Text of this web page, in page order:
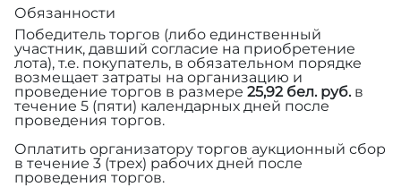
Обязанности
Победитель торгов (либо единственный
участник, давший согласие на приобретение
лота), т.е. покупатель, в обязательном порядке
возмещает затраты на организацию и
проведение торгов в размере 25,92 бел. руб.в
течение 5 (пяти) календарных дней после
проведения торгов.
Оплатить организатору торгов аукционный сбор
в течение 3 (трех) рабочих дней после
проведения торгов.